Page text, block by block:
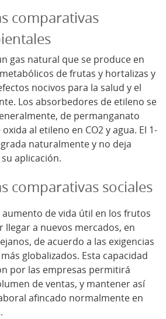
comparativas
gas natural que se produce en
de frutas y hortalizas y
nocivos para la salud y el
Los absorbedores de etileno se
de permanganato
al etileno en CO2 y agua. El 1-
naturalmente y no deja
aplicación.
comparativas sociales
aumento de vida útil en los frutos
llegar a nuevos mercados, en
de acuerdo a las exigencias
globalizados. Esta capacidad
por las empresas permitirá
de ventas, y mantener así
afincado normalmente en